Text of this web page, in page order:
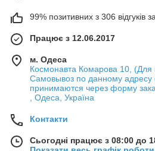
99% позитивних з 306 відгуків
Працює з 12.06.2017
м. Одеса
Космонавта Комарова 10, (Для
Самовывоз по данному адресу
принимаются через форму
, Одеса, Україна
Контакти
Сьогодні працює з 08:00 до